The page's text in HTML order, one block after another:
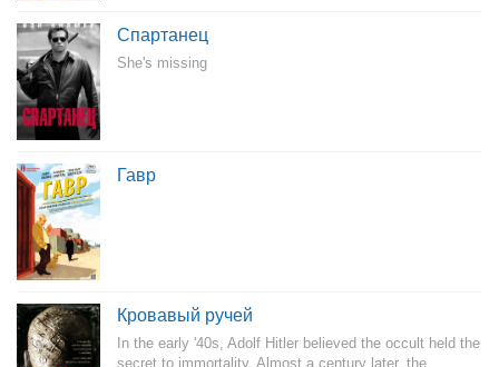
Спартанец
She's missing
Гавр
Кровавый ручей
In the early '40s, Adolf Hitler believed the occult held the
secret to immortality. Almost a century later, the